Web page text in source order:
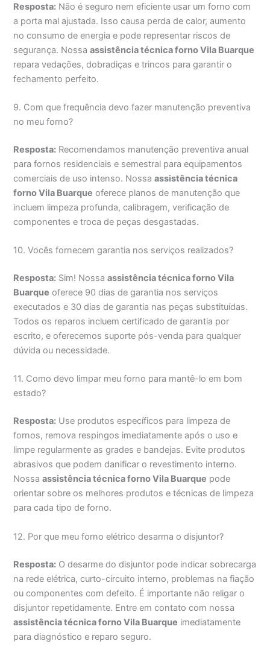
Resposta: Não é seguro nem eficiente usar um forno com
a porta mal ajustada. Isso causa perda de calor, aumento
no consumo de energia e pode representar riscos de
segurança. Nossaassistência técnica forno Vila Buarque
repara vedações, dobradiças e trincos para garantir o
fechamento perfeito.
9. Com que frequência devo fazer manutenção preventiva
no meu forno?
Resposta: Recomendamos manutenção preventiva anual
para fornos residenciais e semestral para equipamentos
comerciais de uso intenso. Nossaassistência técnica
forno Vila Buarque oferece planos de manutenção que
incluem limpeza profunda, calibragem, verificação de
componentes e troca de peças desgastadas.
10. Vocês fornecem garantia nos serviços realizados?
Resposta: Sim! Nossaassistência técnica forno Vila
Buarque oferece 90 dias de garantia nos serviços
executados e 30 dias de garantia nas peças substituídas.
Todos os reparos incluem certificado de garantia por
escrito, e oferecemos suporte pós-venda para qualquer
dúvida ou necessidade.
11. Como devo limpar meu forno para mantê-lo em bom
estado?
Resposta: Use produtos específicos para limpeza de
fornos, remova respingos imediatamente após o uso e
limpe regularmente as grades e bandejas. Evite produtos
abrasivos que podem danificar o revestimento interno.
Nossaassistência técnica forno Vila Buarque pode
orientar sobre os melhores produtos e técnicas de limpeza
para cada tipo de forno.
12. Por que meu forno elétrico desarma o disjuntor?
Resposta: O desarme do disjuntor pode indicar sobrecarga
na rede elétrica, curto-circuito interno, problemas na fiação
ou componentes com defeito. É importante não religar o
disjuntor repetidamente. Entre em contato com nossa
assistência técnica forno Vila Buarque imediatamente
para diagnóstico e reparo seguro.